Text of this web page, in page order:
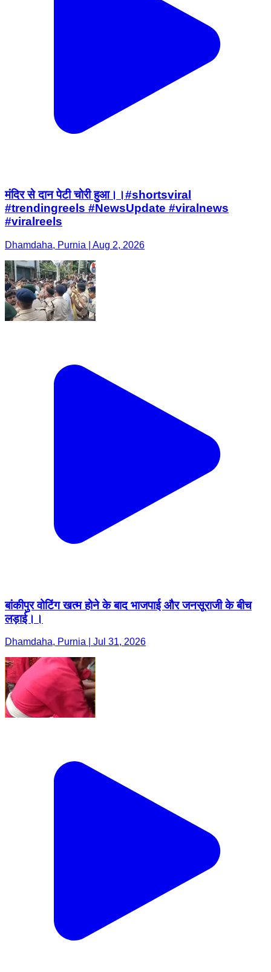
मंदिर से दान पेटी चोरी हुआ।।#shortsviral
#trendingreels #NewsUpdate #viralnews
#viralreels
Dhamdaha, Purnia | Aug 2, 2026
बांकीपुर वोटिंग खत्म होने के बाद भाजपाई और जनसूराजी के बीच
लड़ाई।।
Dhamdaha, Purnia | Jul 31, 2026